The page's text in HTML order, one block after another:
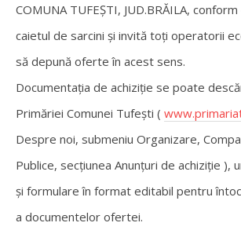
COMUNA TUFEȘTI, JUD.BRĂILA,
caietul de sarcini și invită toți operatorii
să depună oferte în acest sens.
Documentația de achiziție se poate
Primăriei Comunei Tufești (
Despre noi, submeniu Organizare,
Publice, secțiunea Anunțuri de achiziție ),
și formulare în format editabil pentru
a documentelor ofertei.